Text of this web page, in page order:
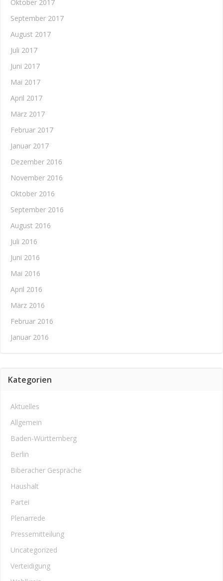
Oktober 2017
September 2017
August 2017
Juli 2017
Juni 2017
Mai 2017
April 2017
März 2017
Februar 2017
Januar 2017
Dezember 2016
November 2016
Oktober 2016
September 2016
August 2016
Juli 2016
Juni 2016
Mai 2016
April 2016
März 2016
Februar 2016
Januar 2016
Kategorien
Aktuelles
Allgemein
Baden-Württemberg
Berlin
Biberacher Gespräche
Haushalt
Partei
Plenarrede
Pressemitteilung
Uncategorized
Verteidigung